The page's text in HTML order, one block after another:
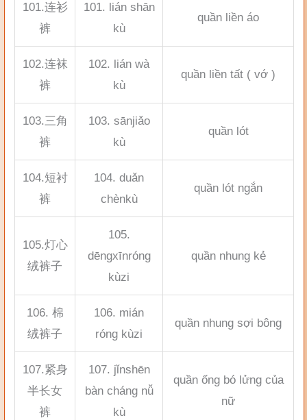
101.连衫
裤
101. lián shān
kù
quần liền áo
102.连袜
裤
102. lián wà
kù
quần liền tất ( vớ )
103.三角
裤
103. sānjiǎo
kù
quần lót
104.短衬
裤
104. duǎn
chènkù
quần lót ngắn
105.灯心
绒裤子
105.
dēngxīnróng
kùzi
quần nhung kẻ
106. 棉
绒裤子
106. mián
róng kùzi
quần nhung sợi bông
107.紧身
半长女
裤
107. jǐnshēn
bàn cháng nǚ
kù
quần ống bó lửng của
nữ